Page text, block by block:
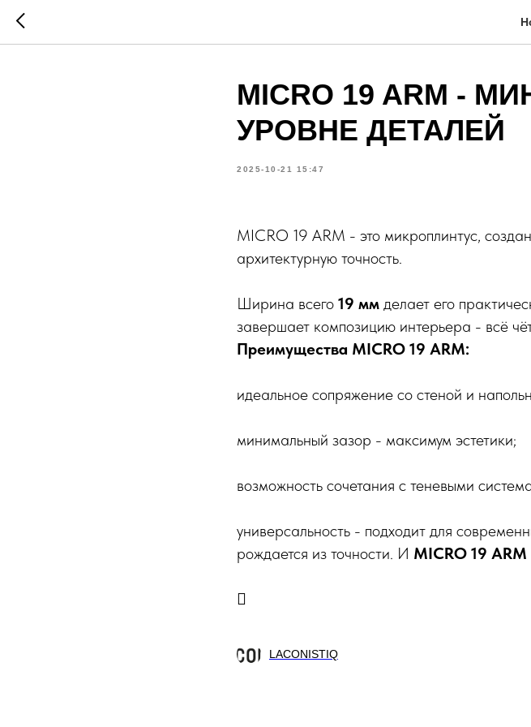
MICRO 19 ARM -
УРОВНЕ ДЕТАЛЕЙ
2025-10-21 15:47
MICRO 19 ARM - это микроплинтус,
архитектурную точность.
Ширина всего 19 мм делает его
завершает композицию интерьера - всё
Преимущества MICRO 19 ARM:
идеальное сопряжение со стеной и
минимальный зазор - максимум эстетики;
возможность сочетания с теневыми
универсальность - подходит для
рождается из точности. И MICRO 19 ARM

LACONISTIQ